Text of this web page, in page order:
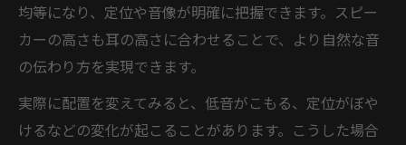
均等になり、定位や音像が明確に把握できます。スピー
カーの高さも耳の高さに合わせることで、より自然な音
の伝わり方を実現できます。
実際に配置を変えてみると、低音がこもる、定位がぼや
けるなどの変化が起こることがあります。こうした場合